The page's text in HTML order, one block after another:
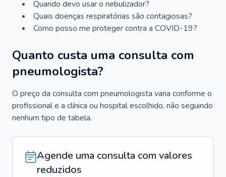
Quando devo usar o nebulizador?
Quais doenças respiratórias são contagiosas?
Como posso me proteger contra a COVID-19?
Quanto custa uma consulta com
pneumologista?
O preço da consulta com pneumologista varia conforme o
profissional e a clínica ou hospital escolhido, não seguindo
nenhum tipo de tabela.
Agende uma consulta com valores
reduzidos